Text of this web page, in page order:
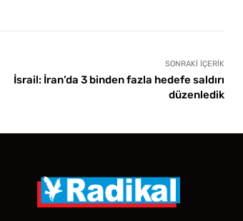
SONRAKI İÇERIK
İsrail: İran’da 3 binden fazla hedefe saldırı
düzenledik